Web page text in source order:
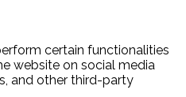
certain functionalities
website on social media
and other third-party